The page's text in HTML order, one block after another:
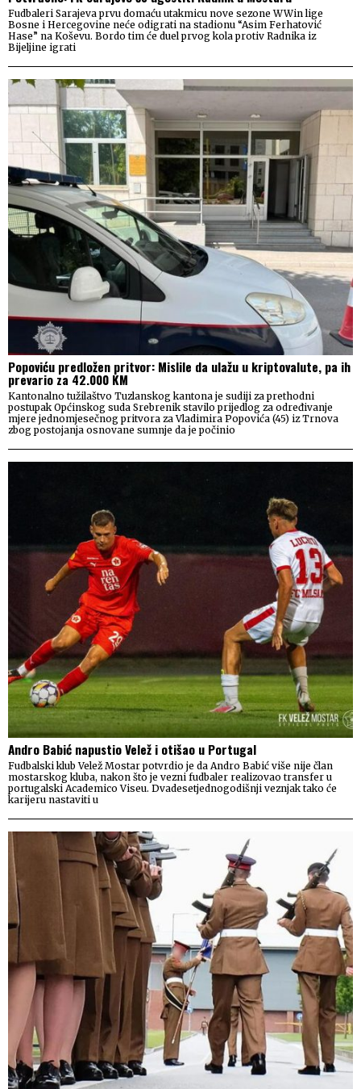
Fudbaleri Sarajeva prvu domaću utakmicu nove sezone WWin lige
Bosne i Hercegovine neće odigrati na stadionu “Asim Ferhatović
Hase” na Koševu. Bordo tim će duel prvog kola protiv Radnika iz
Bijeljine igrati
Popoviću predložen pritvor: Mislile da ulažu u kriptovalute, pa ih
prevario za 42.000 KM
Kantonalno tužilaštvo Tuzlanskog kantona je sudiji za prethodni
postupak Općinskog suda Srebrenik stavilo prijedlog za određivanje
mjere jednomjesečnog pritvora za Vladimira Popovića (45) iz Trnova
zbog postojanja osnovane sumnje da je počinio
Andro Babić napustio Velež i otišao u Portugal
Fudbalski klub Velež Mostar potvrdio je da Andro Babić više nije član
mostarskog kluba, nakon što je vezni fudbaler realizovao transfer u
portugalski Academico Viseu. Dvadesetjednogodišnji veznjak tako će
karijeru nastaviti u